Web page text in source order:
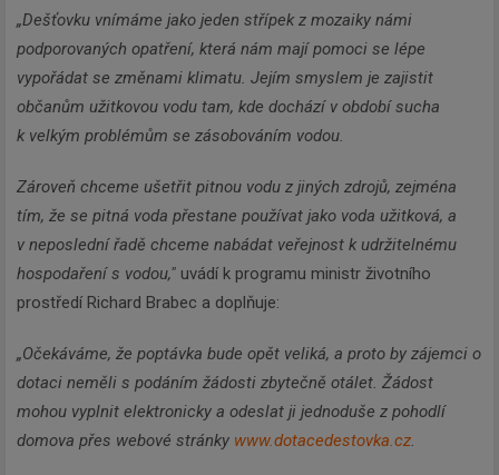
„Dešťovku vnímáme jako jeden střípek z mozaiky námi
podporovaných opatření, která nám mají pomoci se lépe
vypořádat se změnami klimatu. Jejím smyslem je zajistit
občanům užitkovou vodu tam, kde dochází v období sucha
k velkým problémům se zásobováním vodou.
Zároveň chceme ušetřit pitnou vodu z jiných zdrojů, zejména
tím, že se pitná voda přestane používat jako voda užitková, a
v neposlední řadě chceme nabádat veřejnost k udržitelnému
hospodaření s vodou," uvádí k programu ministr životního
prostředí Richard Brabec a doplňuje:
„Očekáváme, že poptávka bude opět veliká, a proto by zájemci o
dotaci neměli s podáním žádosti zbytečně otálet. Žádost
mohou vyplnit elektronicky a odeslat ji jednoduše z pohodlí
domova přes webové stránky www.dotacedestovka.cz.